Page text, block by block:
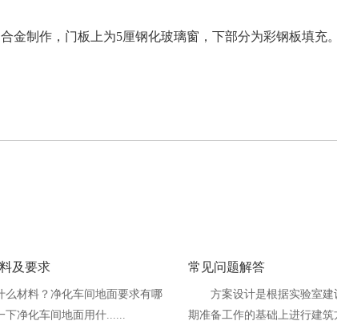
作，门板上为5厘钢化玻璃窗，下部分为彩钢板填充。
及要求
材料？净化车间地面要求有哪
下净化车间地面用什......
常见问题解答
方案设计是根据实验室建
期准备工作的基础上进行建筑方